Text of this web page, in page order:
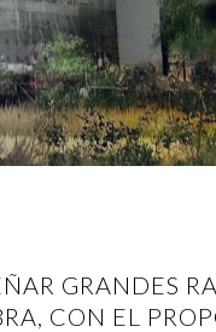
GRANDES
CON EL